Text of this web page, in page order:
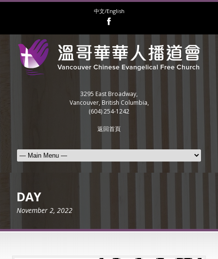
中文/English
3295 East Broadway,
Vancouver, British Columbia,
(604) 254-1242
返回首頁
DAY
November 2, 2022